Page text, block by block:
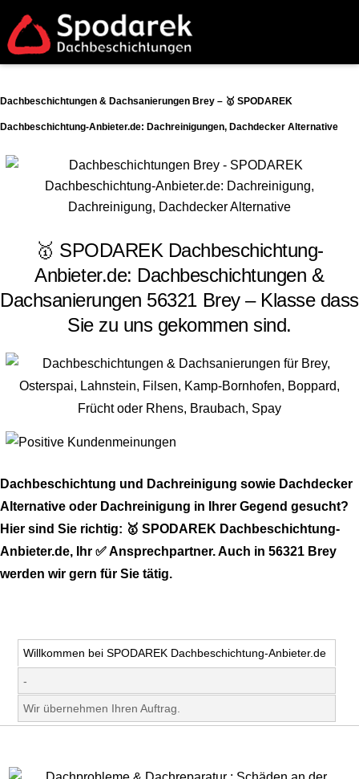
Dachbeschichtungen & Dachsanierungen Brey – 🥇 SPODAREK
Dachbeschichtung-Anbieter.de: Dachreinigungen, Dachdecker Alternative
🥇 SPODAREK Dachbeschichtung-
Anbieter.de: Dachbeschichtungen &
Dachsanierungen 56321 Brey – Klasse dass
Sie zu uns gekommen sind.
Dachbeschichtung und Dachreinigung sowie Dachdecker
Alternative oder Dachreinigung in Ihrer Gegend gesucht?
Hier sind Sie richtig: 🥇 SPODAREK Dachbeschichtung-
Anbieter.de, Ihr ✅ Ansprechpartner. Auch in 56321 Brey
werden wir gern für Sie tätig.
Willkommen bei SPODAREK Dachbeschichtung-Anbieter.de
-
Wir übernehmen Ihren Auftrag.